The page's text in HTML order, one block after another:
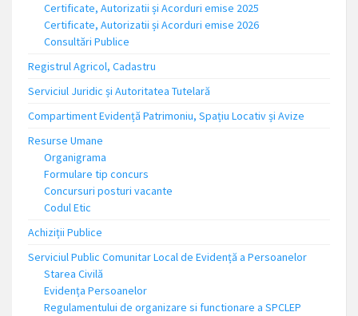
Certificate, Autorizatii și Acorduri emise 2025
Certificate, Autorizatii și Acorduri emise 2026
Consultări Publice
Registrul Agricol, Cadastru
Serviciul Juridic și Autoritatea Tutelară
Compartiment Evidență Patrimoniu, Spațiu Locativ și Avize
Resurse Umane
Organigrama
Formulare tip concurs
Concursuri posturi vacante
Codul Etic
Achiziții Publice
Serviciul Public Comunitar Local de Evidență a Persoanelor
Starea Civilă
Evidența Persoanelor
Regulamentului de organizare si functionare a SPCLEP